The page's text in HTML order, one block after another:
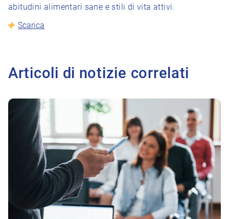
abitudini alimentari sane e stili di vita attivi.
Scarica
Articoli di notizie correlati
All'articolo Testing is the Secret: Valutazione oggettiva in